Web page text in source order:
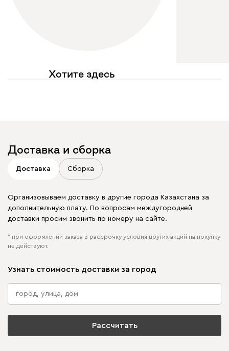
Хотите здесь
Доставка и сборка
Доставка Сборка
Организовываем доставку в другие города Казахстана за
дополнительную плату. По вопросам междугородней
доставки просим звонить по номеру на сайте.
* при оформлении заказа в рассрочку условия других акций на покупку
не действуют.
Узнать стоимость доставки за город
Рассчитать